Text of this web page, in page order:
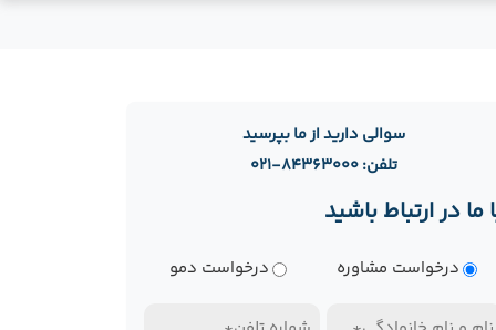
سوالی دارید از ما بپرسید
تلفن: ۸۴۳۶۳۰۰۰-۰۲۱
ما در ارتباط باشید
نوع
درخواست مشاوره درخواست دمو
نام
تلفن